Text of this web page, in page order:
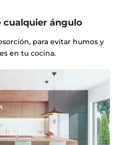
cualquier ángulo
para evitar humos y
en tu cocina.